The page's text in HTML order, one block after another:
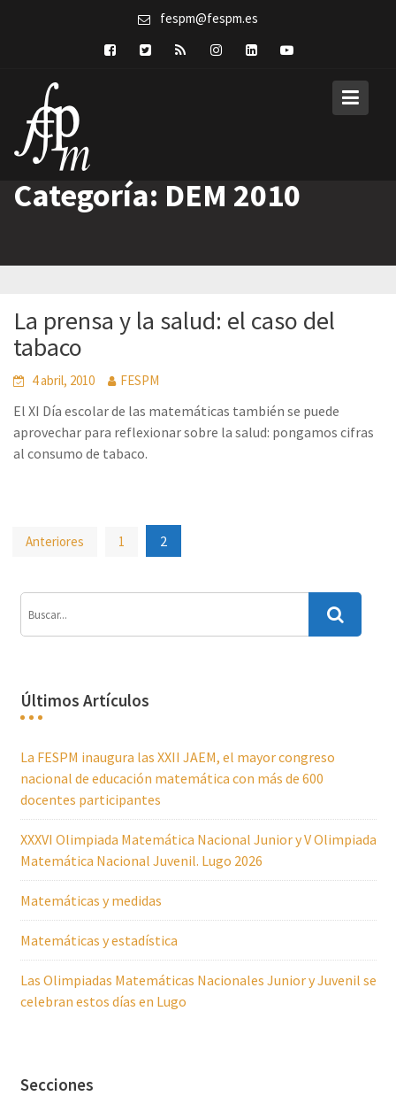
fespm@fespm.es
Categoría: DEM 2010
La prensa y la salud: el caso del
tabaco
4 abril, 2010 FESPM
El XI Día escolar de las matemáticas también se puede
aprovechar para reflexionar sobre la salud: pongamos cifras
al consumo de tabaco.
Paginación
entradas
Anteriores 1 2
Últimos Artículos
La FESPM inaugura las XXII JAEM, el mayor congreso
nacional de educación matemática con más de 600
docentes participantes
XXXVI Olimpiada Matemática Nacional Junior y V Olimpiada
Matemática Nacional Juvenil. Lugo 2026
Matemáticas y medidas
Matemáticas y estadística
Las Olimpiadas Matemáticas Nacionales Junior y Juvenil se
celebran estos días en Lugo
Secciones